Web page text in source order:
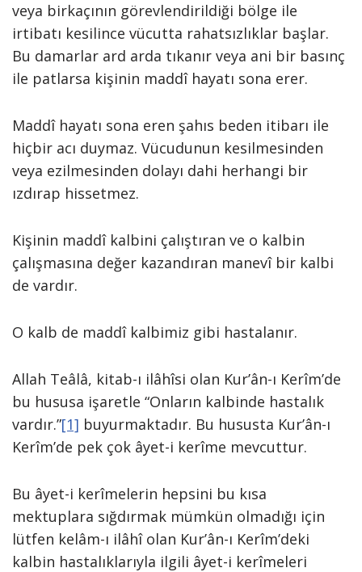
veya birkaçının görevlendirildiği bölge ile
irtibatı kesilince vücutta rahatsızlıklar başlar.
Bu damarlar ard arda tıkanır veya ani bir basınç
ile patlarsa kişinin maddî hayatı sona erer.
Maddî hayatı sona eren şahıs beden itibarı ile
hiçbir acı duymaz. Vücudunun kesilmesinden
veya ezilmesinden dolayı dahi herhangi bir
ızdırap hissetmez.
Kişinin maddî kalbini çalıştıran ve o kalbin
çalışmasına değer kazandıran manevî bir kalbi
de vardır.
O kalb de maddî kalbimiz gibi hastalanır.
Allah Teâlâ, kitab-ı ilâhîsi olan Kur’ân-ı Kerîm’de
bu hususa işaretle “Onların kalbinde hastalık
vardır.”[1] buyurmaktadır. Bu hususta Kur’ân-ı
Kerîm’de pek çok âyet-i kerîme mevcuttur.
Bu âyet-i kerîmelerin hepsini bu kısa
mektuplara sığdırmak mümkün olmadığı için
lütfen kelâm-ı ilâhî olan Kur’ân-ı Kerîm’deki
kalbin hastalıklarıyla ilgili âyet-i kerîmeleri